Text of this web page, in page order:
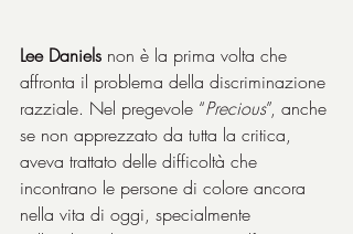
Lee Daniels non è la prima volta che
affronta il problema della discriminazione
razziale. Nel pregevole “Precious”, anche
se non apprezzato da tutta la critica,
aveva trattato delle difficoltà che
incontrano le persone di colore ancora
nella vita di oggi, specialmente